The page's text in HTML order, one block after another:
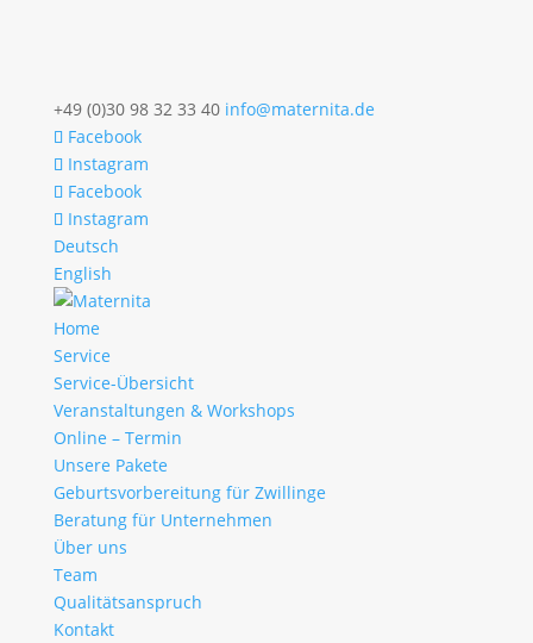
+49 (0)30 98 32 33 40 info@maternita.de
Facebook
Instagram
Facebook
Instagram
Deutsch
English
Home
Service
Service-Übersicht
Veranstaltungen & Workshops
Online – Termin
Unsere Pakete
Geburtsvorbereitung für Zwillinge
Beratung für Unternehmen
Über uns
Team
Qualitätsanspruch
Kontakt